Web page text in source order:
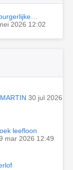
2026 12:02
30 jul 2026
leefloon
mar 2026 12:49